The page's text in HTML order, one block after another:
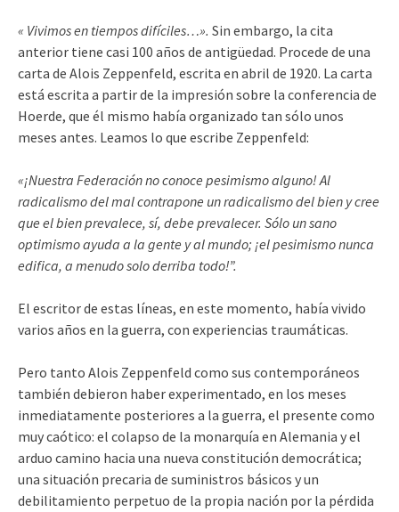
« Vivimos en tiempos difíciles…». Sin embargo, la cita
anterior tiene casi 100 años de antigüedad. Procede de una
carta de Alois Zeppenfeld, escrita en abril de 1920. La carta
está escrita a partir de la impresión sobre la conferencia de
Hoerde, que él mismo había organizado tan sólo unos
meses antes. Leamos lo que escribe Zeppenfeld:
«¡Nuestra Federación no conoce pesimismo alguno! Al
radicalismo del mal contrapone un radicalismo del bien y cree
que el bien prevalece, sí, debe prevalecer. Sólo un sano
optimismo ayuda a la gente y al mundo; ¡el pesimismo nunca
edifica, a menudo solo derriba todo!”.
El escritor de estas líneas, en este momento, había vivido
varios años en la guerra, con experiencias traumáticas.
Pero tanto Alois Zeppenfeld como sus contemporáneos
también debieron haber experimentado, en los meses
inmediatamente posteriores a la guerra, el presente como
muy caótico: el colapso de la monarquía en Alemania y el
arduo camino hacia una nueva constitución democrática;
una situación precaria de suministros básicos y un
debilitamiento perpetuo de la propia nación por la pérdida